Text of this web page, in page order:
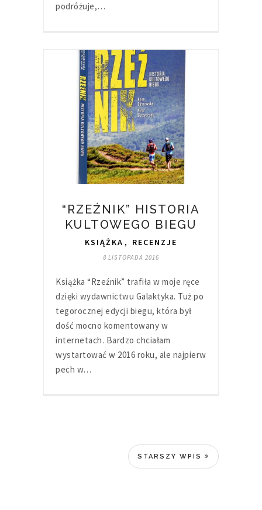
podróżuje,…
“RZEŹNIK” HISTORIA
KULTOWEGO BIEGU
KSIĄŻKA , RECENZJE
8 LISTOPADA 2016
Książka “Rzeźnik” trafiła w moje ręce
dzięki wydawnictwu Galaktyka. Tuż po
tegorocznej edycji biegu, która był
dość mocno komentowany w
internetach. Bardzo chciałam
wystartować w 2016 roku, ale najpierw
pech w…
STARSZY WPIS